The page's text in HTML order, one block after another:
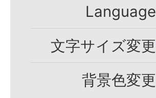
Language
文字サイズ変更
背景色変更